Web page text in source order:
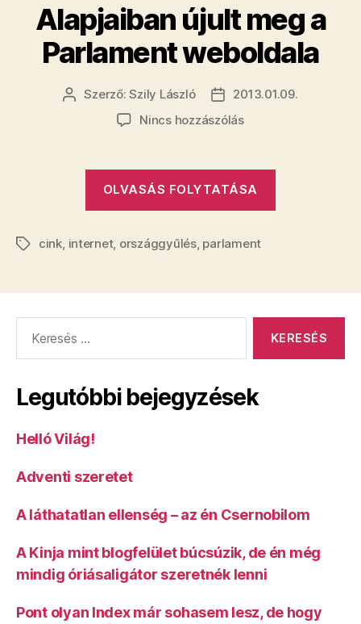
Alapjaiban újult meg a
Parlament weboldala
Bejegyzés
Szerző:Szily László
Bejegyzés
dátuma
2013.01.09.
Nincs hozzászólása(z)
meg
a
Parlament
bejegyzéshez
OLVASÁS FOLYTATÁSA
Címkék
cink internet, országgyűlés, parlament
Legutóbbi bejegyzések
Helló Világ!
Adventi szeretet
A láthatatlan ellenség – az én Csernobilom
A Kinja mint blogfelület búcsúzik, de én még
mindig óriásaligátor szeretnék lenni
Pont olyan Index már sohasem lesz, de hogy